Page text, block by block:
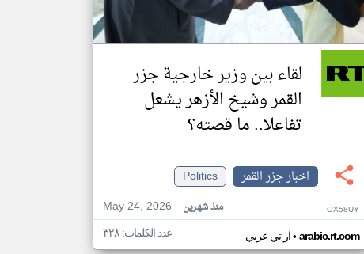
لقاء بين وزير خارجية جزر
القمر وشيخ الأزهر يشعل
تفاعلا.. ما قصته؟
اخبار جزر القمر
Politics
May 24, 2026
منذ شهرين OX58UY
ار تي عربي• arabic.rt.com عدد الكلمات: ٣٢٨